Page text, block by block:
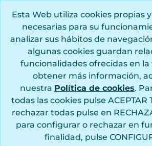
Esta Web utiliza cookies propias
necesarias para su
analizar sus hábitos de
algunas cookies guardan
funcionalidades ofrecidas en la
obtener más información,
nuestra Política de cookies.
todas las cookies pulse ACEPTAR
rechazar todas pulse en
para configurar o rechazar en
finalidad, pulse